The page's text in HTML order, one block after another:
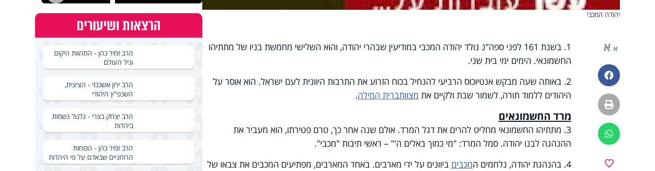
יהודה המכבי
א א
פייסבוק
הדפסה
ווטסאפ
1. בשנת 161 לפני ספה"נ נולד יהודה המכבי במודיעין שבהרי יהודה, והוא השלישי מחמשת בניו של מתתיהו
החשמונאי. הימים ימי בית שני.
2. באותה שעה מבקש אנטיוכוס הרביעי להנחיל בכוח הזרוע את התרבות היוונית לעם ישראל. הוא אוסר על
היהודים ללמוד תורה, לשמור שבת ולקיים את מצוותברית המילה.
מרד החשמונאים
3. מתתיהו החשמונאי מחליט להרים את דגל המרד. אולם שנה אחר כך, טרם פטירתו, הוא מעביר את
ההנהגה לבנו יהודה. סמל המרד: "מי כמוך באלים ה'" – ראשי תיבות "מכבי".
4. בהנהגת יהודה, נלחמים ה
מכבים ביוונים על ידי מארבים. באחד המארבים, מפתיעים המכבים את צבאו של
הרצאות ושיעורים
הרב זמיר כהן - התהוות היקום
וגיל העולם
הרב ירון אשכנזי - הציצית,
השכפ"ץ היהודי
הרב יצחק בצרי - גלגול נשמות
ביהדות
הרב זמיר כהן - הכוחות
הרוחניים שבאדם על פי היהדות